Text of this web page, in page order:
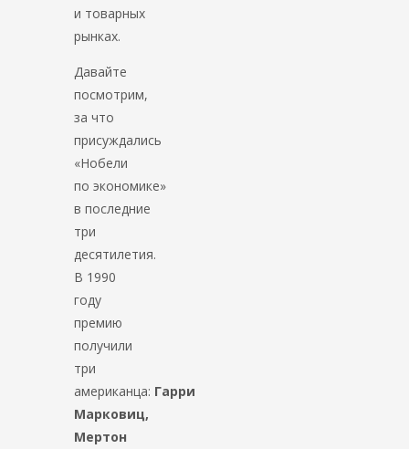
и товарных
рынках.
Давайте
посмотрим,
за что
присуждались
«Нобели
по экономике»
в последние
три
десятилетия.
В 1990
году
премию
получили
три
американца: Гарри
Марковиц,
Мертон